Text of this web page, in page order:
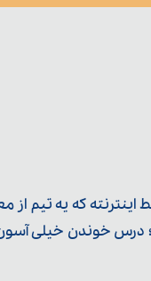
که یه تیم از
خوندن خیلی